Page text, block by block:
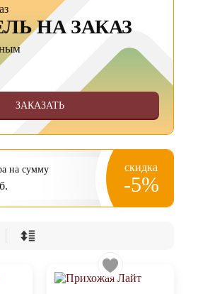
НА ЗАКАЗ
ЗАКАЗАТЬ
на сумму скидка
-5%